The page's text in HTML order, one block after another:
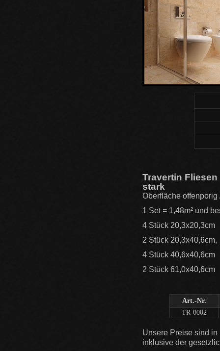
Travertin
stark
Oberfläche
1 Set = 1,48m² und
4 Stück 20,3x20,3cm
2 Stück 20,3x40,6cm,
4 Stück 40,6x40,6cm
2 Stück 61,0x40,6cm
Art.-Nr.
TR-0002
Unsere Preise sind
inklusive der